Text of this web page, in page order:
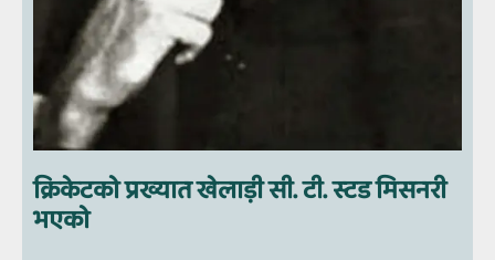
क्रिकेटको प्रख्यात खेलाड़ी सी. टी. स्टड मिसनरी
भएको